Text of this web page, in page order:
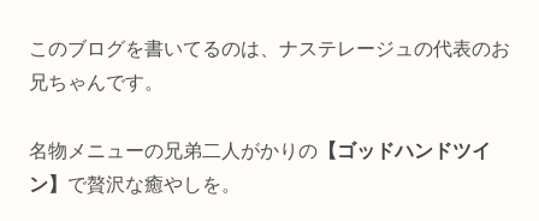
このブログを書いてるのは、ナステレージュの代表のお
兄ちゃんです。
名物メニューの兄弟二人がかりの 【ゴッドハンドツイ
ン】 で贅沢な癒やしを。